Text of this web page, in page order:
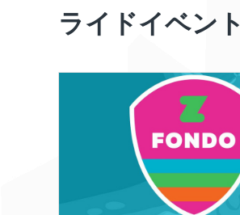
ライドイベント